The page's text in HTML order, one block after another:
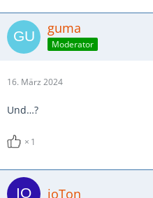
guma
Moderator
16. März 2024
Und…?
1
ioTon